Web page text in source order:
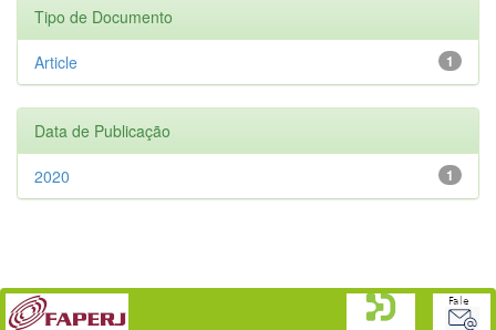
Tipo de Documento
1
Article
Data de Publicação
1
2020